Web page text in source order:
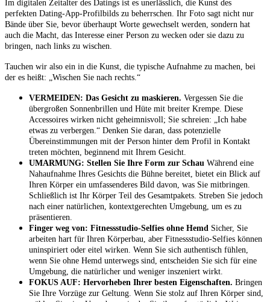
Im digitalen Zeitalter des Datings ist es unerlässlich, die Kunst des
perfekten Dating-App-Profilbilds zu beherrschen. Ihr Foto sagt nicht nur
Bände über Sie, bevor überhaupt Worte gewechselt werden, sondern hat
auch die Macht, das Interesse einer Person zu wecken oder sie dazu zu
bringen, nach links zu wischen.
Tauchen wir also ein in die Kunst, die typische Aufnahme zu machen, bei
der es heißt: „Wischen Sie nach rechts.“
VERMEIDEN: Das Gesicht zu maskieren. Vergessen Sie die
übergroßen Sonnenbrillen und Hüte mit breiter Krempe. Diese
Accessoires wirken nicht geheimnisvoll; Sie schreien: „Ich habe
etwas zu verbergen.“ Denken Sie daran, dass potenzielle
Übereinstimmungen mit der Person hinter dem Profil in Kontakt
treten möchten, beginnend mit Ihrem Gesicht.
UMARMUNG: Stellen Sie Ihre Form zur Schau Während eine
Nahaufnahme Ihres Gesichts die Bühne bereitet, bietet ein Blick auf
Ihren Körper ein umfassenderes Bild davon, was Sie mitbringen.
Schließlich ist Ihr Körper Teil des Gesamtpakets. Streben Sie jedoch
nach einer natürlichen, kontextgerechten Umgebung, um es zu
präsentieren.
Finger weg von: Fitnessstudio-Selfies ohne Hemd Sicher, Sie
arbeiten hart für Ihren Körperbau, aber Fitnessstudio-Selfies können
uninspiriert oder eitel wirken. Wenn Sie sich authentisch fühlen,
wenn Sie ohne Hemd unterwegs sind, entscheiden Sie sich für eine
Umgebung, die natürlicher und weniger inszeniert wirkt.
FOKUS AUF: Hervorheben Ihrer besten Eigenschaften. Bringen
Sie Ihre Vorzüge zur Geltung. Wenn Sie stolz auf Ihren Körper sind,